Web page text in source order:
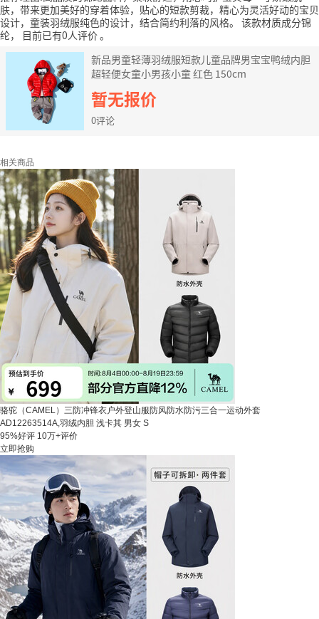
肤，带来更加美好的穿着体验，贴心的短款剪裁，精心为灵活好动的宝贝
设计，童装羽绒服纯色的设计，结合简约利落的风格。 该款材质成分锦
纶，
目前已有0人评价。
新品男童轻薄羽绒服短款儿童品牌男宝宝鸭绒内胆
超轻便女童小男孩小童 红色 150cm
暂无报价
0评论
相关商品
骆驼（CAMEL）三防冲锋衣户外登山服防风防水防污三合一运动外套
AD12263514A,羽绒内胆 浅卡其 男女 S
95%好评 10万+评价
立即抢购